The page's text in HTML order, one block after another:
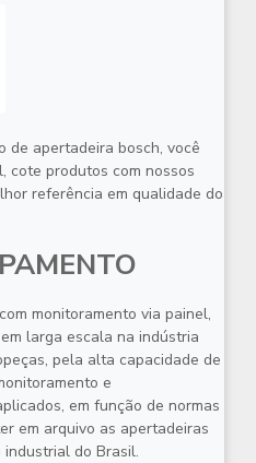
de apertadeira bosch, você
cote produtos com nossos
referência em qualidade do
monitoramento via painel,
larga escala na indústria
pela alta capacidade de
e
em função de normas
em arquivo as apertadeiras
do Brasil.